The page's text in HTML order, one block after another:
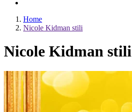
Home
Nicole Kidman stili
Nicole Kidman stili